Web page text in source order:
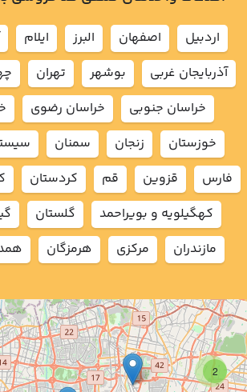
2
اردبيل اصفهان البرز ايلام
آذربايجان غربي
بوشهر تهران
خراسان جنوبي
خراسان رضوي
خوزستان
زنجان سمنان
فارس
قزوين قم كردستان
كهگيلويه و بويراحمد
گلستان
مازندران
مركزي هرمزگان